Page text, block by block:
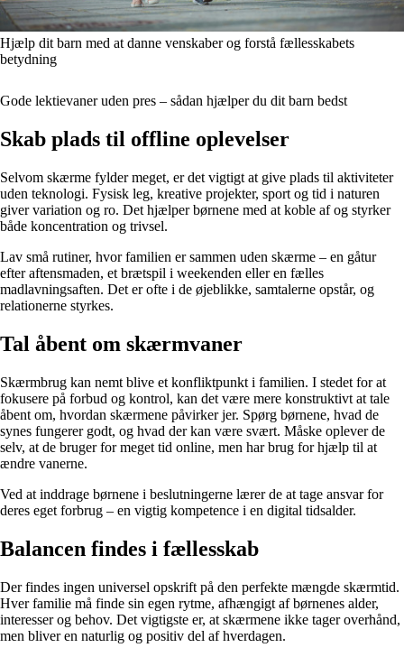
Hjælp dit barn med at danne venskaber og forstå fællesskabets
betydning
Gode lektievaner uden pres – sådan hjælper du dit barn bedst
Skab plads til offline oplevelser
Selvom skærme fylder meget, er det vigtigt at give plads til aktiviteter
uden teknologi. Fysisk leg, kreative projekter, sport og tid i naturen
giver variation og ro. Det hjælper børnene med at koble af og styrker
både koncentration og trivsel.
Lav små rutiner, hvor familien er sammen uden skærme – en gåtur
efter aftensmaden, et brætspil i weekenden eller en fælles
madlavningsaften. Det er ofte i de øjeblikke, samtalerne opstår, og
relationerne styrkes.
Tal åbent om skærmvaner
Skærmbrug kan nemt blive et konfliktpunkt i familien. I stedet for at
fokusere på forbud og kontrol, kan det være mere konstruktivt at tale
åbent om, hvordan skærmene påvirker jer. Spørg børnene, hvad de
synes fungerer godt, og hvad der kan være svært. Måske oplever de
selv, at de bruger for meget tid online, men har brug for hjælp til at
ændre vanerne.
Ved at inddrage børnene i beslutningerne lærer de at tage ansvar for
deres eget forbrug – en vigtig kompetence i en digital tidsalder.
Balancen findes i fællesskab
Der findes ingen universel opskrift på den perfekte mængde skærmtid.
Hver familie må finde sin egen rytme, afhængigt af børnenes alder,
interesser og behov. Det vigtigste er, at skærmene ikke tager overhånd,
men bliver en naturlig og positiv del af hverdagen.